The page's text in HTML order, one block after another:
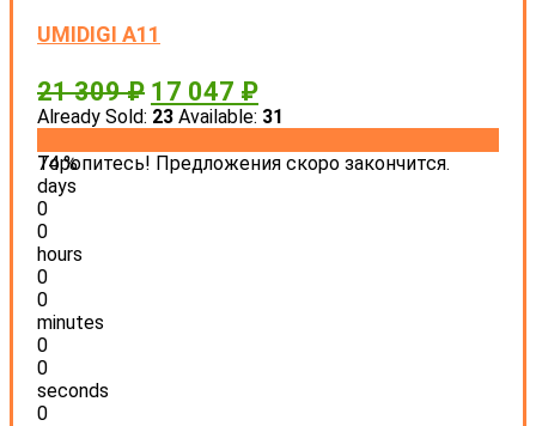
UMIDIGI A11
21 309₽ 17 047 ₽
Already Sold: 23 Available: 31
74 %
Торопитесь! Предложения скоро закончится.
days
0
0
hours
0
0
minutes
0
0
seconds
0